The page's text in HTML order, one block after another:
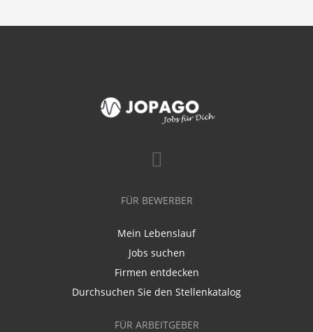
FÜR BEWERBER
Mein Lebenslauf
Jobs suchen
Firmen entdecken
Durchsuchen Sie den Stellenkatalog
FÜR ARBEITGEBER